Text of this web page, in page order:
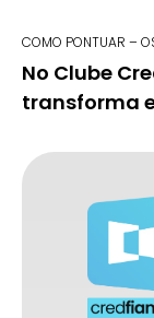
COMO PONTUAR –
No Clube
transforma